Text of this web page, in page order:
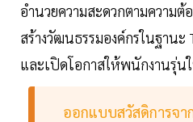
อำนวยความสะดวกตามความ
สร้างวัฒนธรรมองค์กรในฐาน
และเปิดโอกาสให้พนักงานรุ่น
ออกแบบสวัสดิการจา